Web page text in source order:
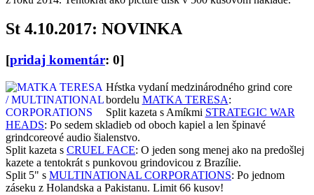
St 4.10.2017: NOVINKA
[pridaj komentár: 0]
Hŕstka vydaní medzinárodného grind core
bordelu MATKA TERESA:
Split kazeta s Amíkmi STRATEGIC WAR
HEADS: Po sedem skladieb od oboch kapiel a len špinavé
grindcoreové audio šialenstvo.
Split kazeta s CRUEL FACE: O jeden song menej ako na predošlej
kazete a tentokrát s punkovou grindovicou z Brazílie.
Split 5" s MULTINATIONAL CORPORATIONS: Po jednom
záseku z Holandska a Pakistanu. Limit 66 kusov!